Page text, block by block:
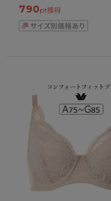
790pt獲得